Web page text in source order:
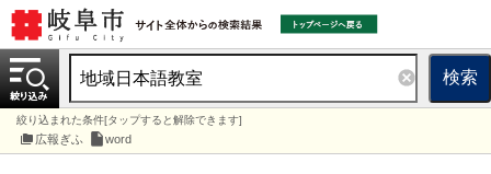
検索
絞り込まれた条件[タップすると解除できます]
広報ぎふ word